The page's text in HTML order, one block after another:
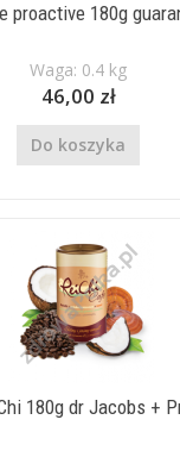
proactive 180g
Waga: 0.4 kg
46,00 zł
Do koszyka
180g dr Jacobs +